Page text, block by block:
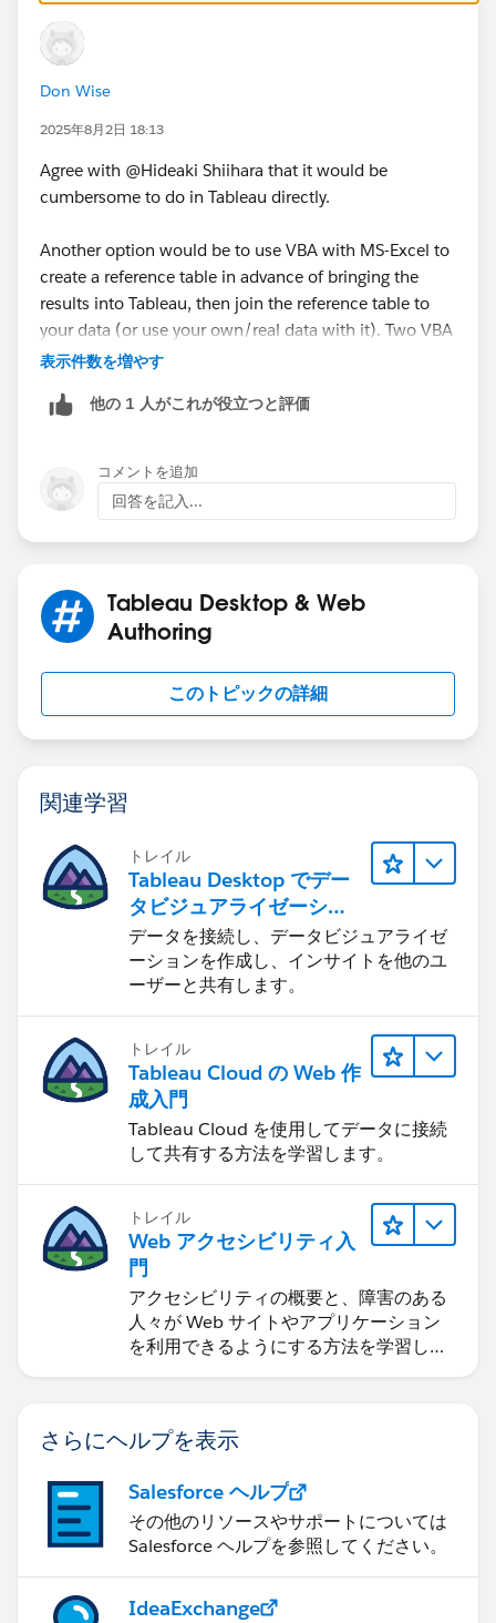
Don Wise
2025年8月2日 18:13
Agree with @Hideaki Shiihara​ that it would be
cumbersome to do in Tableau directly.
Another option would be to use VBA with MS-Excel to
create a reference table in advance of bringing the
results into Tableau, then join the reference table to
your data (or use your own/real data with it). Two VBA
options noted below, both referencing similar
Two best ways to convert numbers to words in Excel:
ablebits.com
表示件数を増やす
他の 1 人がこれが役立つと評価
コメントを追加
回答を記入...
Tableau Desktop & Web
Authoring
このトピックの詳細
関連学習
トレイル
Tableau Desktop でデー
タビジュアライゼーショ
ンをはじめる
データを接続し、データビジュアライゼ
ーションを作成し、インサイトを他のユ
ーザーと共有します。
トレイル
Tableau Cloud の Web 作
成入門
Tableau Cloud を使用してデータに接続
して共有する方法を学習します。
トレイル
Web アクセシビリティ入
門
アクセシビリティの概要と、障害のある
人々が Web サイトやアプリケーション
を利用できるようにする方法を学習しま
さらにヘルプを表示
Salesforce ヘルプ
その他のリソースやサポートについては
Salesforce ヘルプを参照してください。
IdeaExchange